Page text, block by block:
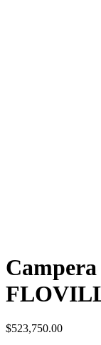
$523,750.00